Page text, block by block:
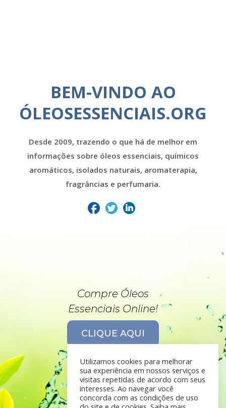
BEM-VINDO AO
ÓLEOSESSENCIAIS.ORG
Desde 2009, trazendo o que há de melhor em
informações sobre óleos essenciais, químicos
aromáticos, isolados naturais, aromaterapia,
fragrâncias e perfumaria.
Compre Óleos
Essenciais Online!
CLIQUE AQUI
Utilizamos cookies para melhorar
sua experiência em nossos serviços e
visitas repetidas de acordo com seus
interesses. Ao navegar você
concorda com as condições de uso